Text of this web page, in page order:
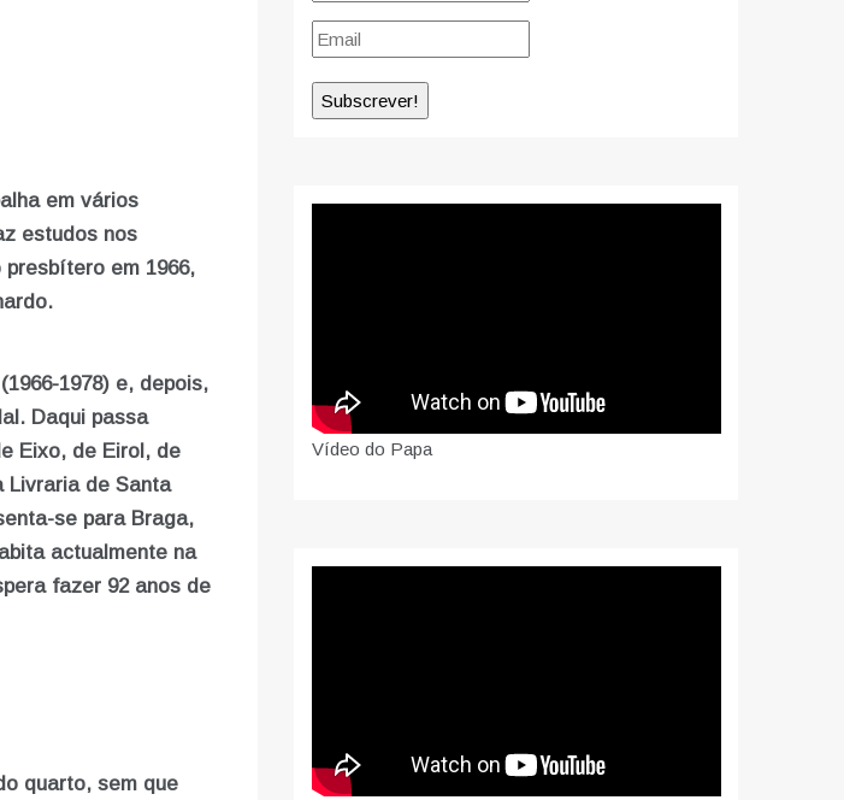
em vários
estudos nos
em 1966,
1978) e, depois,
Daqui passa
Eixo, de Eirol, de
Livraria de Santa
se para Braga,
actualmente na
fazer 92 anos de
quarto, sem que
Vídeo do Papa